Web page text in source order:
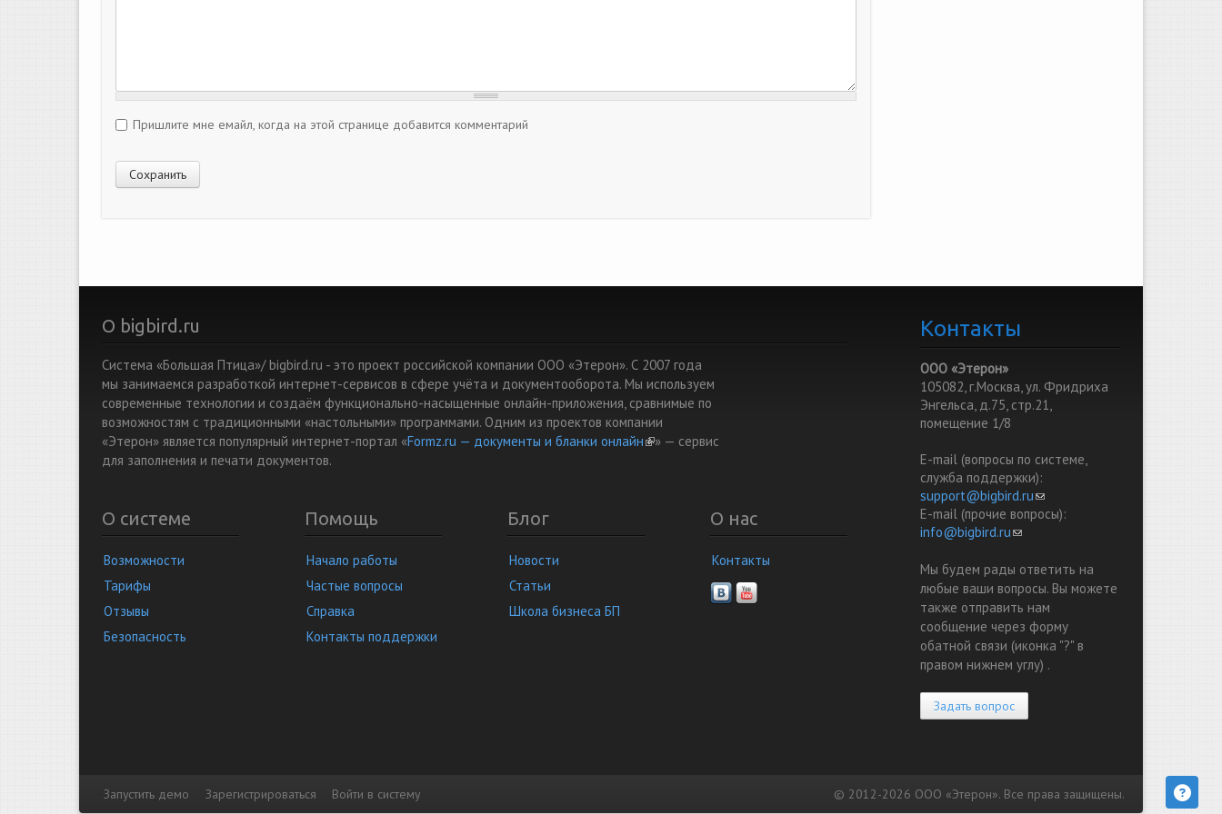
Пришлите мне емайл, когда на этой странице добавится комментарий
О bigbird.ru
Система «Большая Птица»/ bigbird.ru - это проект российской компании ООО «Этерон». С 2007 года
мы занимаемся разработкой интернет-сервисов в сфере учёта и документооборота. Мы используем
современные технологии и создаём функционально-насыщенные онлайн-приложения, сравнимые по
возможностям с традиционными «настольными» программами. Одним из проектов компании
«Этерон» является популярный интернет-портал «Formz.ru — документы и бланки онлайн(link is external)
» — cервис
для заполнения и печати документов.
О системе
Возможности
Тарифы
Отзывы
Безопасность
Помощь
Начало работы
Частые вопросы
Справка
Контакты поддержки
Блог
Новости
Статьи
Школа бизнеса БП
О нас
Контакты
Контакты
ООО «Этерон»
105082, г.Москва, ул. Фридриха
Энгельса, д.75, стр.21,
помещение 1/8
E-mail (вопросы по системе,
служба поддержки):
support@bigbird.ru(link sends e-mail)
E-mail (прочие вопросы):
info@bigbird.ru(link sends e-mail)
Мы будем рады ответить на
любые ваши вопросы. Вы можете
также отправить нам
сообщение через форму
обатной связи (иконка "?" в
правом нижнем углу) .
Задать вопрос
Запустить демо Зарегистрироваться Войти в систему © 2012-2026 ООО «Этерон». Все права защищены.